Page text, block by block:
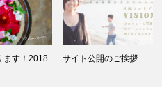
のご挨拶
先日は、撮られ方講座